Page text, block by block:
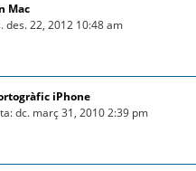
Mac
des. 22, 2012 10:48 am
iPhone
dc. març 31, 2010 2:39 pm